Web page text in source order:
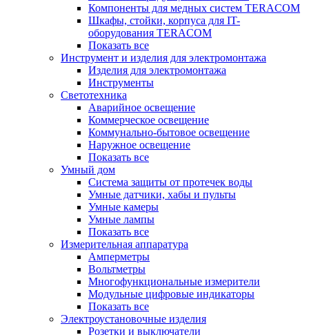
Компоненты для медных систем TERACOM
Шкафы, стойки, корпуса для IT-
оборудования TERACOM
Показать все
Инструмент и изделия для электромонтажа
Изделия для электромонтажа
Инструменты
Светотехника
Аварийное освещение
Коммерческое освещение
Коммунально-бытовое освещение
Наружное освещение
Показать все
Умный дом
Система защиты от протечек воды
Умные датчики, хабы и пульты
Умные камеры
Умные лампы
Показать все
Измерительная аппаратура
Амперметры
Вольтметры
Многофункциональные измерители
Модульные цифровые индикаторы
Показать все
Электроустановочные изделия
Розетки и выключатели